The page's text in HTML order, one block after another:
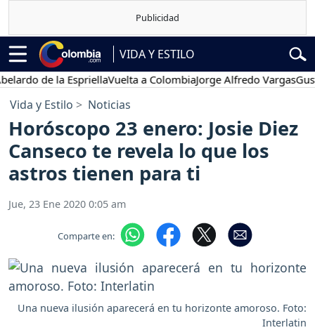
VIDA Y ESTILO
de la EspriellaVuelta a ColombiaJorge Alfredo Vargas
Vida y Estilo Noticias
Horóscopo 23 enero: Josie Diez
Canseco te revela lo que los
astros tienen para ti
Jue, 23 Ene 2020 0:05 am
Comparte en:
Una nueva ilusión aparecerá en tu horizonte amoroso. Foto:
Interlatin